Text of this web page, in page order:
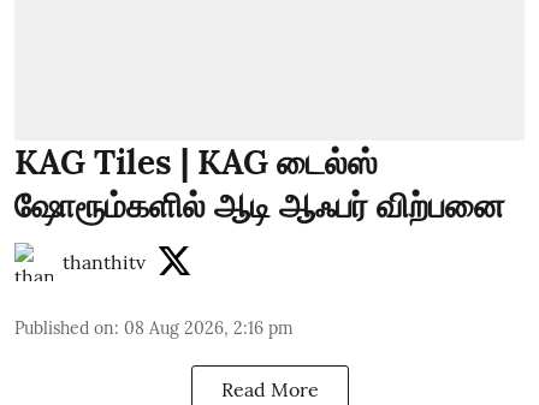
KAG Tiles | KAG டைல்ஸ்
ஷோரூம்களில் ஆடி ஆஃபர் விற்பனை
thanthitv
Published on: 08 Aug 2026, 2:16 pm
Read More